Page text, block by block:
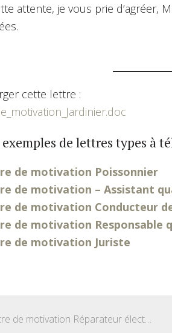
attente, je vous prie d’agréer,
cette lettre :
de lettres types à
de motivation Poissonnier
de motivation – Assistant
de motivation Conducteur
de motivation Responsable
de motivation Juriste
Lettre de motivation Réparateur électroménager